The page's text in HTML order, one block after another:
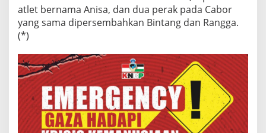
atlet bernama Anisa, dan dua perak pada Cabor
yang sama dipersembahkan Bintang dan Rangga.
(*)